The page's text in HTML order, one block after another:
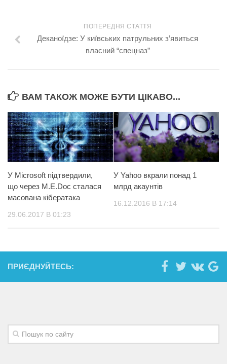
ПОПЕРЕДНЯ СТАТТЯ
Деканоїдзе: У київських патрульних з’явиться
власний “спецназ”
ВАМ ТАКОЖ МОЖЕ БУТИ ЦІКАВО...
У Microsoft підтвердили,
що через M.E.Doc сталася
масована кібератака
29.06.2017 В 01:23
У Yahoo вкрали понад 1
млрд акаунтів
16.12.2016 В 17:14
ПРИЄДНУЙТЕСЬ: